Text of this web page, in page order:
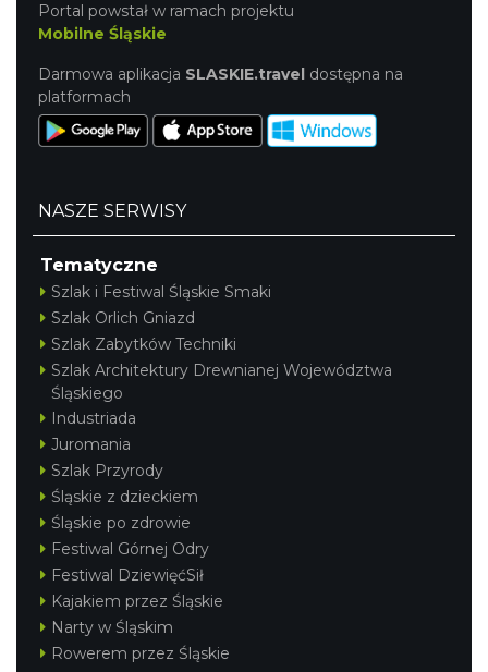
Portal powstał w ramach projektu
Mobilne Śląskie
Darmowa aplikacja SLASKIE.travel dostępna na
platformach
NASZE SERWISY
Tematyczne
Szlak i Festiwal Śląskie Smaki
Szlak Orlich Gniazd
Szlak Zabytków Techniki
Szlak Architektury Drewnianej Województwa
Śląskiego
Industriada
Juromania
Szlak Przyrody
Śląskie z dzieckiem
Śląskie po zdrowie
Festiwal Górnej Odry
Festiwal DziewięćSił
Kajakiem przez Śląskie
Narty w Śląskim
Rowerem przez Śląskie